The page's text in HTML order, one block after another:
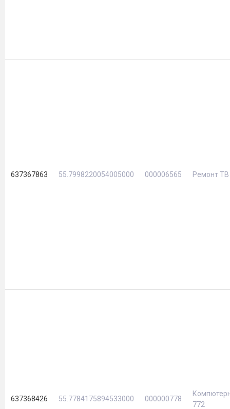
637367863 55.7998220054005000 000006565 Ремонт ТВ
637368426 55.7784175894533000 000000778
772